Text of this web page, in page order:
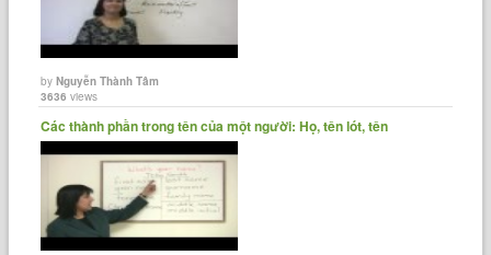
byNguyễn Thành Tâm
3636 views
Các thành phần trong tên của một người: Họ, tên lót, tên